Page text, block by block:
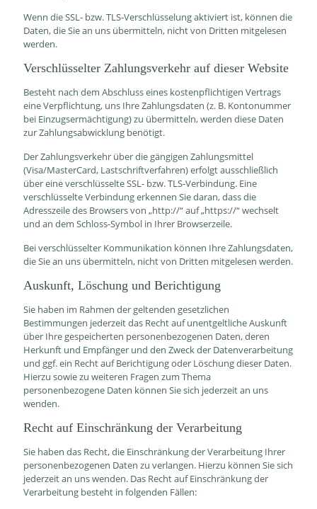
Wenn die SSL- bzw. TLS-Verschlüsselung aktiviert ist, können die
Daten, die Sie an uns übermitteln, nicht von Dritten mitgelesen
werden.
Verschlüsselter Zahlungsverkehr auf dieser Website
Besteht nach dem Abschluss eines kostenpflichtigen Vertrags
eine Verpflichtung, uns Ihre Zahlungsdaten (z. B. Kontonummer
bei Einzugsermächtigung) zu übermitteln, werden diese Daten
zur Zahlungsabwicklung benötigt.
Der Zahlungsverkehr über die gängigen Zahlungsmittel
(Visa/MasterCard, Lastschriftverfahren) erfolgt ausschließlich
über eine verschlüsselte SSL- bzw. TLS-Verbindung. Eine
verschlüsselte Verbindung erkennen Sie daran, dass die
Adresszeile des Browsers von „http://“ auf „https://“ wechselt
und an dem Schloss-Symbol in Ihrer Browserzeile.
Bei verschlüsselter Kommunikation können Ihre Zahlungsdaten,
die Sie an uns übermitteln, nicht von Dritten mitgelesen werden.
Auskunft, Löschung und Berichtigung
Sie haben im Rahmen der geltenden gesetzlichen
Bestimmungen jederzeit das Recht auf unentgeltliche Auskunft
über Ihre gespeicherten personenbezogenen Daten, deren
Herkunft und Empfänger und den Zweck der Datenverarbeitung
und ggf. ein Recht auf Berichtigung oder Löschung dieser Daten.
Hierzu sowie zu weiteren Fragen zum Thema
personenbezogene Daten können Sie sich jederzeit an uns
wenden.
Recht auf Einschränkung der Verarbeitung
Sie haben das Recht, die Einschränkung der Verarbeitung Ihrer
personenbezogenen Daten zu verlangen. Hierzu können Sie sich
jederzeit an uns wenden. Das Recht auf Einschränkung der
Verarbeitung besteht in folgenden Fällen: